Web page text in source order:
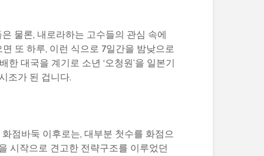
물론, 내로라하는 고수들의 관심 속에
또 하루, 이런 식으로 7일간을 밤낮으로
대국을 계기로 소년 ‘오청원’을 일본기
조가 된 겁니다.
점바둑 이후로는, 대부분 첫수를 화점으
시작으로 견고한 전략구조를 이루었던